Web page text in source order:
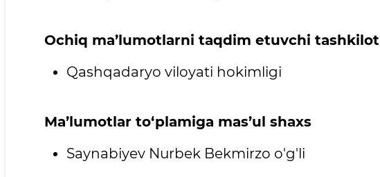
Ochiq ma’lumotlarni taqdim etuvchi tashkilot
Qashqadaryo viloyati hokimligi
Ma’lumotlar to‘plamiga mas’ul shaxs
Saynabiyev Nurbek Bekmirzo o'g'li